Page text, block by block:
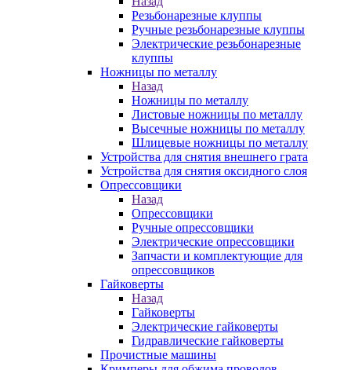
Резьбонарезные клуппы
Ручные резьбонарезные клуппы
Электрические резьбонарезные
клуппы
Ножницы по металлу
Назад
Ножницы по металлу
Листовые ножницы по металлу
Высечные ножницы по металлу
Шлицевые ножницы по металлу
Устройства для снятия внешнего грата
Устройства для снятия оксидного слоя
Опрессовщики
Назад
Опрессовщики
Ручные опрессовщики
Электрические опрессовщики
Запчасти и комплектующие для
опрессовщиков
Гайковерты
Назад
Гайковерты
Электрические гайковерты
Гидравлические гайковерты
Прочистные машины